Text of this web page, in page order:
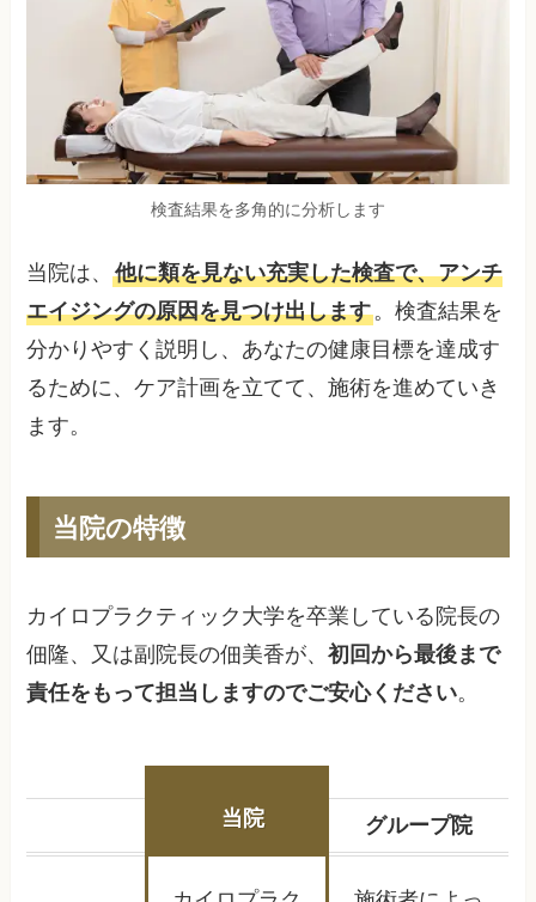
検査結果を多角的に分析します
当院は、他に類を見ない充実した検査で、アンチ
エイジングの原因を見つけ出します。検査結果を
分かりやすく説明し、あなたの健康目標を達成す
るために、ケア計画を立てて、施術を進めていき
ます。
当院の特徴
カイロプラクティック大学を卒業している院長の
佃隆、又は副院長の佃美香が、初回から最後まで
責任をもって担当しますのでご安心ください。
当院 グループ院